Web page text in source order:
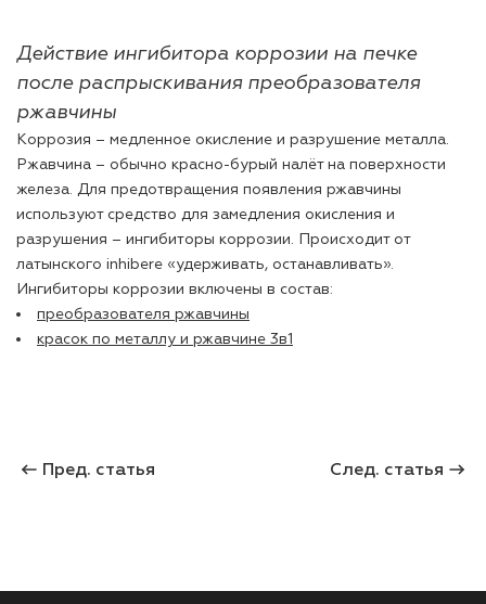
Действие ингибитора коррозии на печке
после распрыскивания преобразователя
ржавчины
Коррозия – медленное окисление и разрушение металла.
Ржавчина – обычно красно-бурый налёт на поверхности
железа. Для предотвращения появления ржавчины
используют средство для замедления окисления и
разрушения – ингибиторы коррозии. Происходит от
латынского inhibere «удерживать, останавливать».
Ингибиторы коррозии включены в состав:
преобразователя ржавчины
красок по металлу и ржавчине 3в1
Пред. статья След. статья